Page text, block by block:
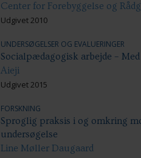
Center for Forebyggelse og
Udgivet 2010
UNDERSØGELSER OG EVALUERINGER
Socialpædagogisk arbejde –
Aieji
Udgivet 2015
FORSKNING
Sproglig praksis i og omkring
undersøgelse
Line Møller Daugaard